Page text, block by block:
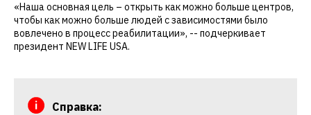
«Наша основная цель – открыть как можно больше центров,
чтобы как можно больше людей с зависимостями было
вовлечено в процесс реабилитации», -- подчеркивает
президент NEW LIFE USA.
Справка: